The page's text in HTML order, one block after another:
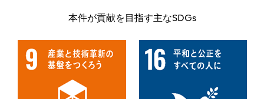
本件が貢献を目指す主なSDGs